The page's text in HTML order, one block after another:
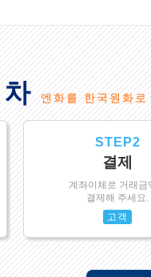
엔화를 한국원화로
STEP2
결제
계좌이체로 거래금
결제해 주세요.
고객